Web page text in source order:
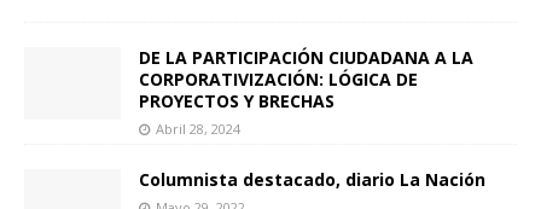
DE LA PARTICIPACIÓN CIUDADANA A LA
CORPORATIVIZACIÓN: LÓGICA DE
PROYECTOS Y BRECHAS
Abril 28, 2024
Columnista destacado, diario La Nación